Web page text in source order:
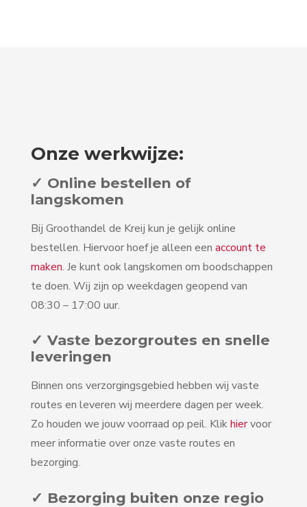
Onze werkwijze:
✓ Online bestellen of
langskomen
Bij Groothandel de Kreij kun je gelijk online
bestellen. Hiervoor hoef je alleen een account te
maken. Je kunt ook langskomen om boodschappen
te doen. Wij zijn op weekdagen geopend van
08:30 – 17:00 uur.
✓ Vaste bezorgroutes en snelle
leveringen
Binnen ons verzorgingsgebied hebben wij vaste
routes en leveren wij meerdere dagen per week.
Zo houden we jouw voorraad op peil. Klikhiervoor
meer informatie over onze vaste routes en
bezorging.
✓ Bezorging buiten onze regio